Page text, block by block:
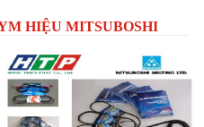
HIỆU MITSUBOSHI